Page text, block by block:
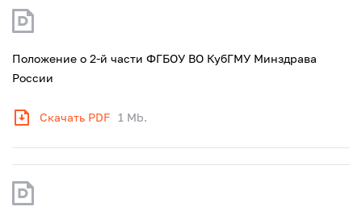
Положение о 2-й части ФГБОУ ВО КубГМУ Минздрава
России
Скачать PDF 1 Mb.